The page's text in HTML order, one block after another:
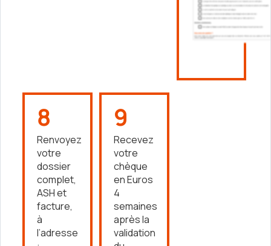
8
Renvoyez
votre
dossier
complet,
ASH et
facture,
à
l’adresse
9
Recevez
votre
chèque
en Euros
4
semaines
après la
validation